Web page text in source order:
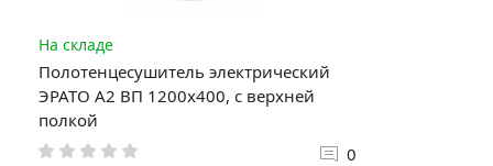
На складе
Полотенцесушитель электрический
ЭРАТО А2 ВП 1200x400, с верхней
полкой
0